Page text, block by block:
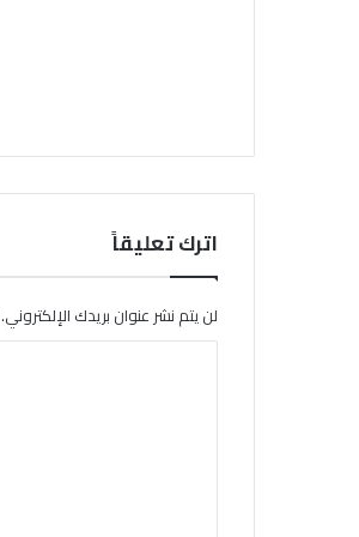
اترك تعليقاً
لن يتم نشر عنوان بريدك الإلكتروني.